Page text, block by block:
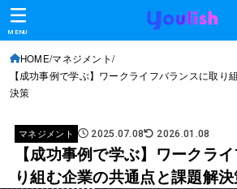
MENU
HOME マネジメント
【成功事例で学ぶ】ワークライフバランスに取り
決策
マネジメント 2025.07.08 2026.01.08
【成功事例で学ぶ】ワークラ
り組む企業の共通点と課題解